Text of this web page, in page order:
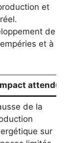
et
de
et à
attendu
de la
sur